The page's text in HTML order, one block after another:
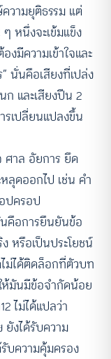
ามยุติธรรม แต่
หนึ่งจะเข้มแข็ง
มีความเข้าใจและ
นั่นคือเสียงที่เปล่ง
และเสียงปืน 2
รเปลี่ยนแปลงขึ้น
ศาล อัยการ ยึด
ดออกไป เช่น คำ
ปครอป
คือการยืนยันข้อ
ง หรือเป็นประโยชน์
ม่ได้ติดล็อกที่ตัวบท
ห้มันมีข้อจำกัดน้อย
ไม่ได้แปลว่า
งได้รับความ
บความคุ้มครอง